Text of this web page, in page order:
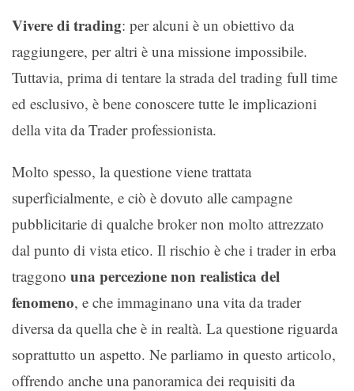
Vivere di trading: per alcuni è un obiettivo da
raggiungere, per altri è una missione impossibile.
Tuttavia, prima di tentare la strada del trading full time
ed esclusivo, è bene conoscere tutte le implicazioni
della vita da Trader professionista.
Molto spesso, la questione viene trattata
superficialmente, e ciò è dovuto alle campagne
pubblicitarie di qualche broker non molto attrezzato
dal punto di vista etico. Il rischio è che i trader in erba
traggono una percezione non realistica del
fenomeno, e che immaginano una vita da trader
diversa da quella che è in realtà. La questione riguarda
soprattutto un aspetto. Ne parliamo in questo articolo,
offrendo anche una panoramica dei requisiti da